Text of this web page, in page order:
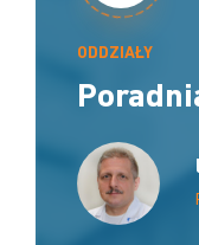
ODDZIAŁY